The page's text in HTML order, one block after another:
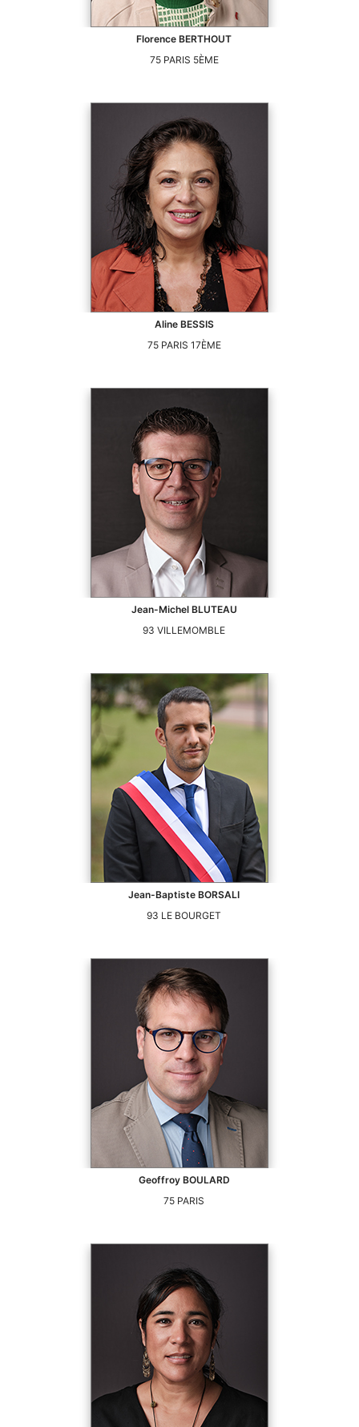
Florence BERTHOUT
75 PARIS 5ÈME
Aline BESSIS
75 PARIS 17ÈME
Jean-Michel BLUTEAU
93 VILLEMOMBLE
Jean-Baptiste BORSALI
93 LE BOURGET
Geoffroy BOULARD
75 PARIS